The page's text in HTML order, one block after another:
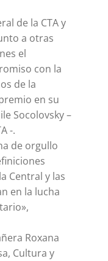
de la CTA y
a otras
el
con la
de la
en su
Socolovsky –
-.
de orgullo
Central y las
en la lucha
Roxana
Cultura y